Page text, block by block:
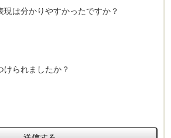
現は分かりやすかったですか？
けられましたか？